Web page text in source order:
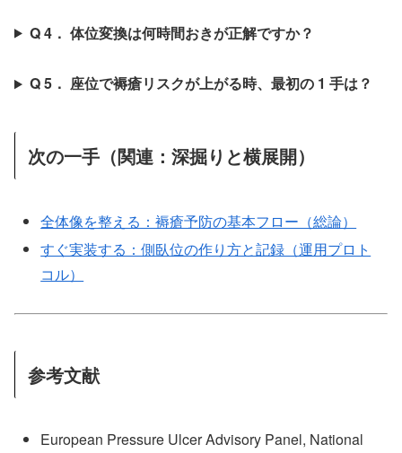
Q 4． 体位変換は何時間おきが正解ですか？
Q 5． 座位で褥瘡リスクが上がる時、最初の 1 手は？
次の一手（関連：深掘りと横展開）
全体像を整える：褥瘡予防の基本フロー（総論）
すぐ実装する：側臥位の作り方と記録（運用プロト
コル）
参考文献
European Pressure Ulcer Advisory Panel, National